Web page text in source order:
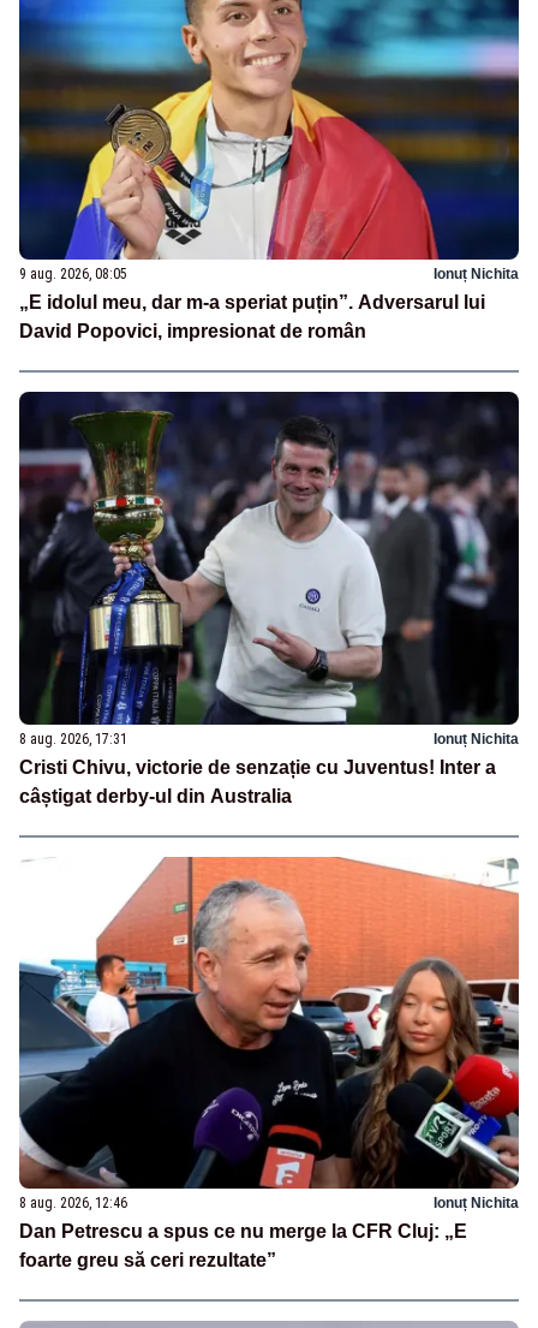
9 aug. 2026, 08:05 Ionuț Nichita
„E idolul meu, dar m-a speriat puțin”. Adversarul lui
David Popovici, impresionat de român
8 aug. 2026, 17:31 Ionuț Nichita
Cristi Chivu, victorie de senzație cu Juventus! Inter a
câștigat derby-ul din Australia
8 aug. 2026, 12:46 Ionuț Nichita
Dan Petrescu a spus ce nu merge la CFR Cluj: „E
foarte greu să ceri rezultate”